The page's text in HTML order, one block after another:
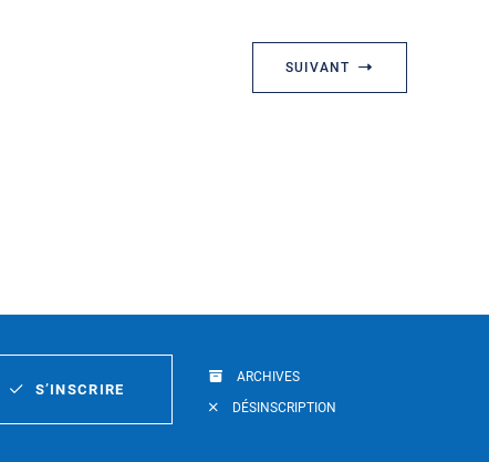
SUIVANT
S’INSCRIRE
ARCHIVES
DÉSINSCRIPTION